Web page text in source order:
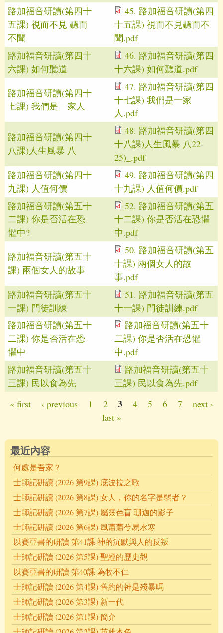
路加福音研讀(第四十
五課) 視而不見 聽而
不聞
45. 路加福音研讀(第四
十五課) 視而不見聽而不
聞.pdf
路加福音研讀(第四十
六課) 如何聽道
46. 路加福音研讀(第四
十六課) 如何聽道.pdf
路加福音研讀(第四十
七課) 我們是一家人
47. 路加福音研讀(第四
十七課) 我們是一家
人.pdf
路加福音研讀(第四十
八課)人生風暴 八
48. 路加福音研讀(第四
十八課)人生風暴 八22-
25)_.pdf
路加福音研讀(第四十
九課) 人值何價
49. 路加福音研讀(第四
十九課) 人值何價.pdf
路加福音研讀(第五十
二課) 你是否活在恐
懼中?
52. 路加福音研讀(第五
十二課) 你是否活在恐懼
中.pdf
路加福音研讀(第五十
課) 兩個女人的故事
50. 路加福音研讀(第五
十課) 兩個女人的故
事.pdf
路加福音研讀(第五十
一課) 門徒訓練
51. 路加福音研讀(第五
十一課) 門徒訓練.pdf
路加福音研讀(第五十
二課) 你是否活在恐
懼中
路加福音研讀(第五十
二課) 你是否活在恐懼
中.pdf
路加福音研讀(第五十
三課) 民以食為先
路加福音研讀(第五十
三課) 民以食為先.pdf
Pages
« first ‹ previous 1 2 3 4 5 6 7
next ›
last »
最近內容
何處是吾家？
士師記硏讀 (2026 第9課) 底波拉之歌
士師記硏讀 (2026 第8課) 女人，你的名字是弱者？
士師記硏讀 (2026 第7課) 屬靈色盲 珊迦的影子
士師記硏讀 (2026 第6課) 風蕭蕭兮易水寒
以賽亞書的研讀 第41課 神的沉默與人的反叛
士師記硏讀 (2026 第5課) 聖經的歷史觀
以賽亞書的研讀 第40課 為牧不仁
士師記硏讀 (2026 第4課) 舊約的神是殘暴嗎
士師記硏讀 (2026 第3課) 新一代
士師記硏讀 (2026 第1課) 簡介